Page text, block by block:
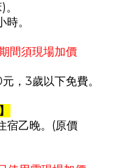
) 。
時。
間須現場加價
元， 3歲以下免費。
】
乙晚。 (原價